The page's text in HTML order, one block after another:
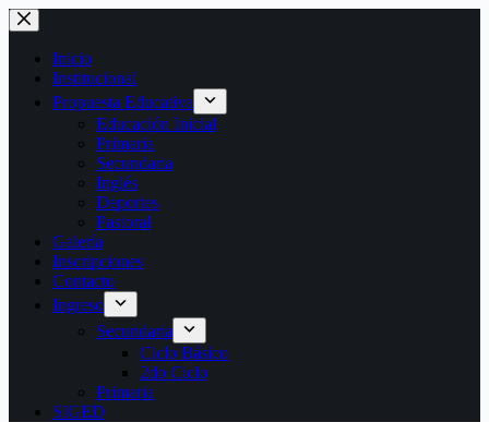
Saltar
al
contenido
Inicio
Institucional
Propuesta Educativa
Educación Inicial
Primaria
Secundaria
Inglés
Deportes
Pastoral
Galería
Inscripciones
Contacto
Ingreso
Secundaria
Ciclo Básico
2do Ciclo
Primaria
SIGED